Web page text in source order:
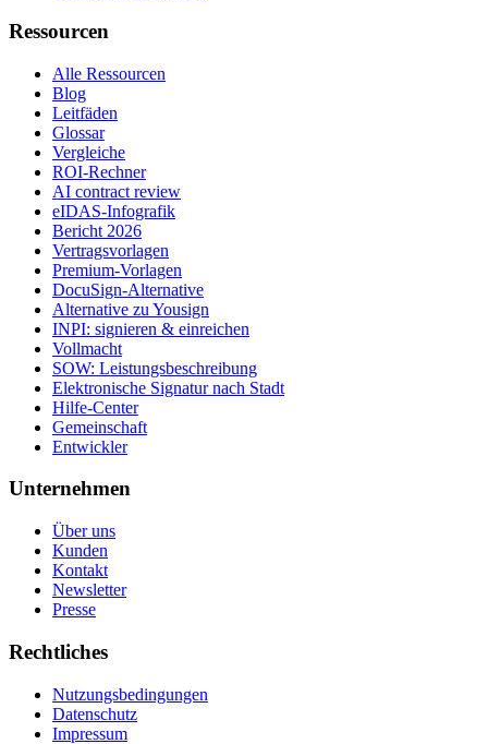
Ressourcen
Alle Ressourcen
Blog
Leitfäden
Glossar
Vergleiche
ROI-Rechner
AI contract review
eIDAS-Infografik
Bericht 2026
Vertragsvorlagen
Premium-Vorlagen
DocuSign-Alternative
Alternative zu Yousign
INPI: signieren & einreichen
Vollmacht
SOW: Leistungsbeschreibung
Elektronische Signatur nach Stadt
Hilfe-Center
Gemeinschaft
Entwickler
Unternehmen
Über uns
Kunden
Kontakt
Newsletter
Presse
Rechtliches
Nutzungsbedingungen
Datenschutz
Impressum